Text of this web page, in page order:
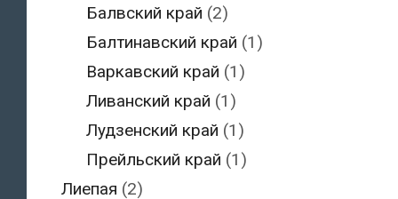
Балвский край (2)
Балтинавский край (1)
Варкавский край (1)
Ливанский край (1)
Лудзенский край (1)
Прейльский край (1)
Лиепая (2)